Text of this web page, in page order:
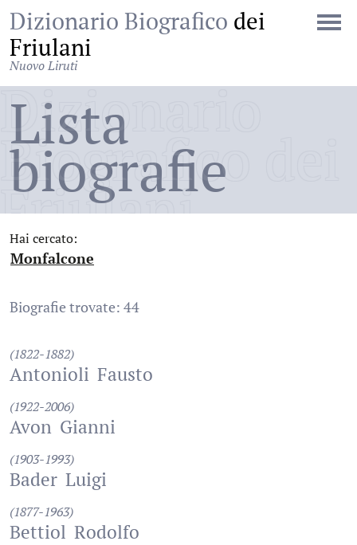
Dizionario Biografico dei
Friulani
Nuovo Liruti
Dizionario
Biografico dei
Friulani
Lista
biografie
Hai cercato:
Monfalcone
Biografie trovate: 44
(1822-1882)
Antonioli Fausto
(1922-2006)
Avon Gianni
(1903-1993)
Bader Luigi
(1877-1963)
Bettiol Rodolfo